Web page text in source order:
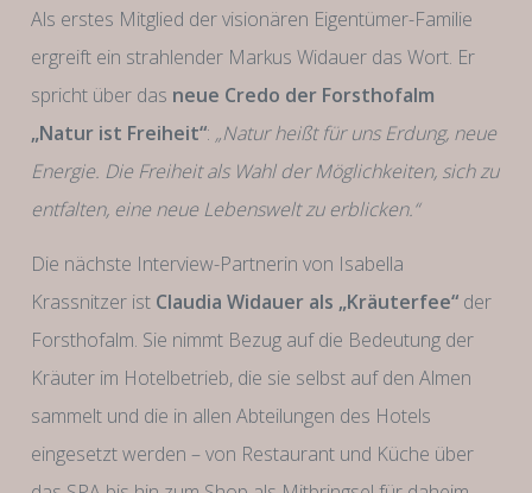
Als erstes Mitglied der visionären Eigentümer-Familie
ergreift ein strahlender Markus Widauer das Wort. Er
spricht über das neue Credo der Forsthofalm
„Natur ist Freiheit“: „Natur heißt für uns Erdung, neue
Energie. Die Freiheit als Wahl der Möglichkeiten, sich zu
entfalten, eine neue Lebenswelt zu erblicken.“
Die nächste Interview-Partnerin von Isabella
Krassnitzer ist Claudia Widauer als „Kräuterfee“ der
Forsthofalm. Sie nimmt Bezug auf die Bedeutung der
Kräuter im Hotelbetrieb, die sie selbst auf den Almen
sammelt und die in allen Abteilungen des Hotels
eingesetzt werden – von Restaurant und Küche über